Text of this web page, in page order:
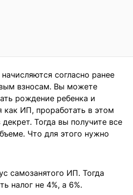
согласно ранее
взносам. Вы можете
рождение ребенка и
как ИП, проработать в этом
Тогда вы получите все
Что для этого нужно
самозанятого ИП. Тогда
налог не 4%, а 6%.